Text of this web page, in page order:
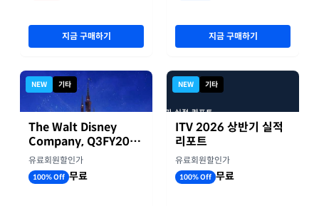
지금 구매하기
NEW 기타
The Walt Disney
Company, Q3FY2026
실적자료
유료회원할인가
100% Off 무료
지금 구매하기
NEW 기타
ITV 2026 상반기 실적
리포트
유료회원할인가
100% Off 무료